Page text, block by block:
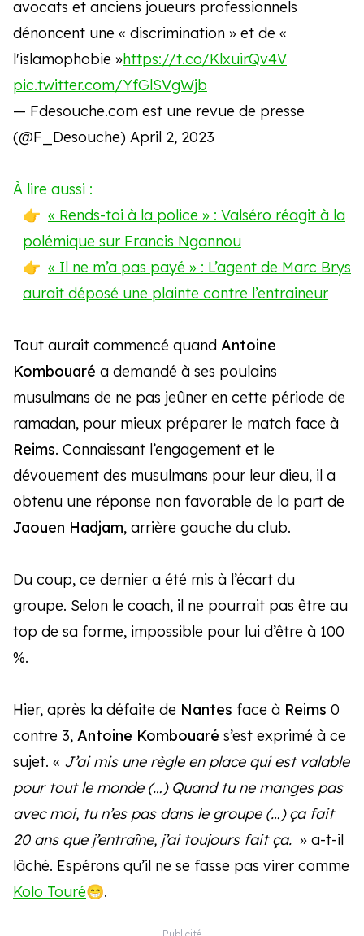
avocats et anciens joueurs professionnels
dénoncent une « discrimination » et de «
l'islamophobie »https://t.co/KlxuirQv4V
pic.twitter.com/YfGlSVgWjb
— Fdesouche.com est une revue de presse
(@F_Desouche) April 2, 2023
Tout aurait commencé quand Antoine
Kombouaré a demandé à ses poulains
musulmans de ne pas jeûner en cette période de
ramadan, pour mieux préparer le match face à
Reims. Connaissant l’engagement et le
dévouement des musulmans pour leur dieu, il a
obtenu une réponse non favorable de la part de
Jaouen Hadjam, arrière gauche du club.
Du coup, ce dernier a été mis à l’écart du
groupe. Selon le coach, il ne pourrait pas être au
top de sa forme, impossible pour lui d’être à 100
%.
Hier, après la défaite de Nantes face à Reims 0
contre 3, Antoine Kombouaré s’est exprimé à ce
sujet. « J’ai mis une règle en place qui est valable
pour tout le monde (…) Quand tu ne manges pas
avec moi, tu n’es pas dans le groupe (…) ça fait
20 ans que j’entraîne, j’ai toujours fait ça. » a-t-il
lâché. Espérons qu’il ne se fasse pas virer comme
Kolo Touré😁.
À lire aussi :
« Rends-toi à la police » : Valséro réagit à la
polémique sur Francis Ngannou
« Il ne m’a pas payé » : L’agent de Marc Brys
aurait déposé une plainte contre l’entraineur